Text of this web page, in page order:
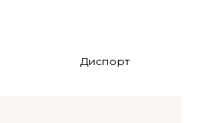
Диспорт